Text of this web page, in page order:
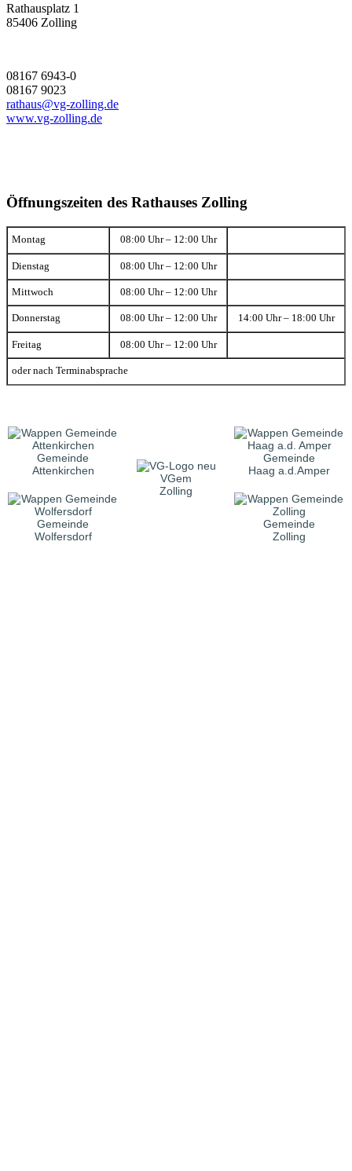
Rathausplatz 1
85406 Zolling
08167 6943-0
08167 9023
rathaus@vg-zolling.de
www.vg-zolling.de
Öffnungszeiten des Rathauses Zolling
Montag 08:00 Uhr – 12:00 Uhr
Dienstag 08:00 Uhr – 12:00 Uhr
Mittwoch 08:00 Uhr – 12:00 Uhr
Donnerstag 08:00 Uhr – 12:00 Uhr 14:00 Uhr – 18:00 Uhr
Freitag 08:00 Uhr – 12:00 Uhr
oder nach Terminabsprache
Gemeinde
Attenkirchen
VGem
Zolling
Gemeinde
Haag a.d.Amper
Gemeinde
Wolfersdorf
Gemeinde
Zolling